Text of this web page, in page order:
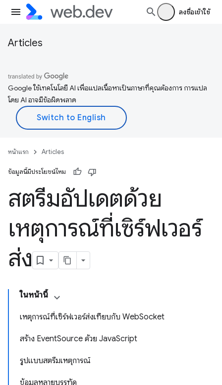
ลงชื่อเข้าใช้
Articles
Google ใช้เทคโนโลยี AI เพื่อแปลเนื้อหาเป็นภาษาที่คุณต้องการ การแปล
โดย AI อาจมีข้อผิดพลาด
หน้าแรก Articles
ข้อมูลนี้มีประโยชน์ไหม
สตรีมอัปเดตด้วย
เหตุการณ์ที่เซิร์ฟเวอร์
ส่ง
ในหน้านี้
เหตุการณ์ที่เซิร์ฟเวอร์ส่งเทียบกับ WebSocket
สร้าง EventSource ด้วย JavaScript
รูปแบบสตรีมเหตุการณ์
ข้อมูลหลายบรรทัด